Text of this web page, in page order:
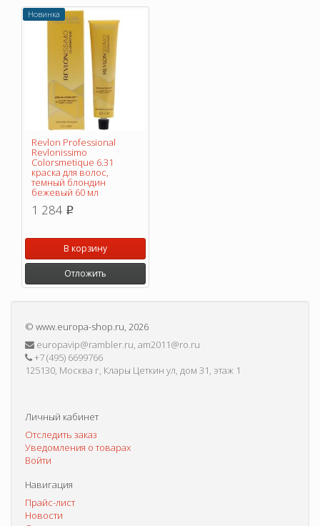
Новинка
Revlon Professional
Revlonissimo
Colorsmetique 6.31
краска для волос,
темный блондин
бежевый 60 мл
1 284 p
В корзину
Отложить
© www.europa-shop.ru, 2026
europavip@rambler.ru, am2011@ro.ru
+7 (495) 6699766
125130, Москва г, Клары Цеткин ул, дом 31, этаж 1
Личный кабинет
Отследить заказ
Уведомления о товарах
Войти
Навигация
Прайс-лист
Новости